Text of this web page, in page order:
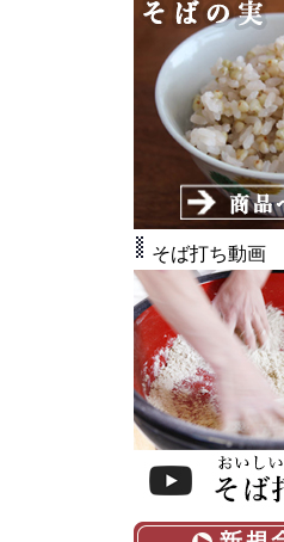
そば打ち動画